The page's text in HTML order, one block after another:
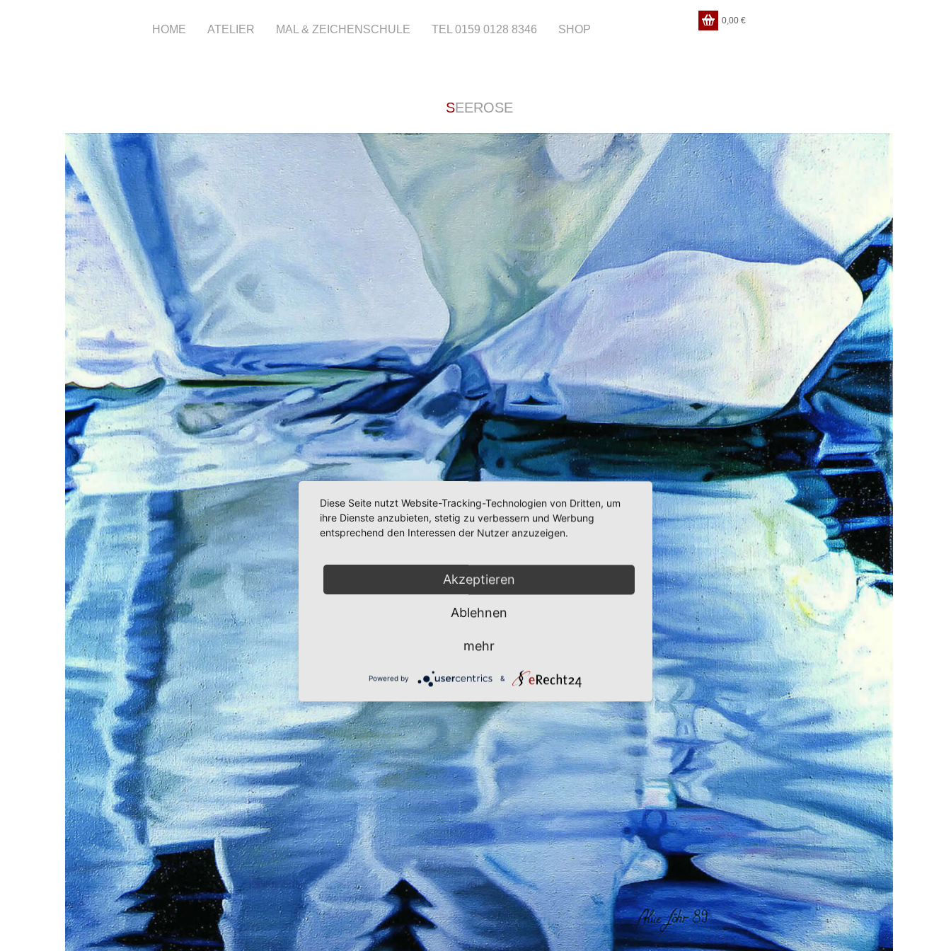
HOME ATELIER MAL & ZEICHENSCHULE TEL 0159 0128 8346 SHOP
0,00 €
SEEROSE
Diese Seite nutzt Website-Tracking-Technologien von Dritten, um
ihre Dienste anzubieten, stetig zu verbessern und Werbung
entsprechend den Interessen der Nutzer anzuzeigen.
Akzeptieren
Ablehnen
mehr
Powered by &